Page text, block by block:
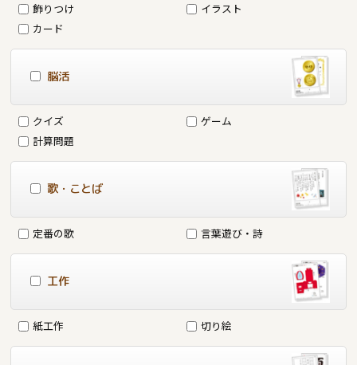
飾りつけ
イラスト
カード
脳活
クイズ
ゲーム
計算問題
歌・ことば
定番の歌 言葉遊び・詩
工作
紙工作 切り絵